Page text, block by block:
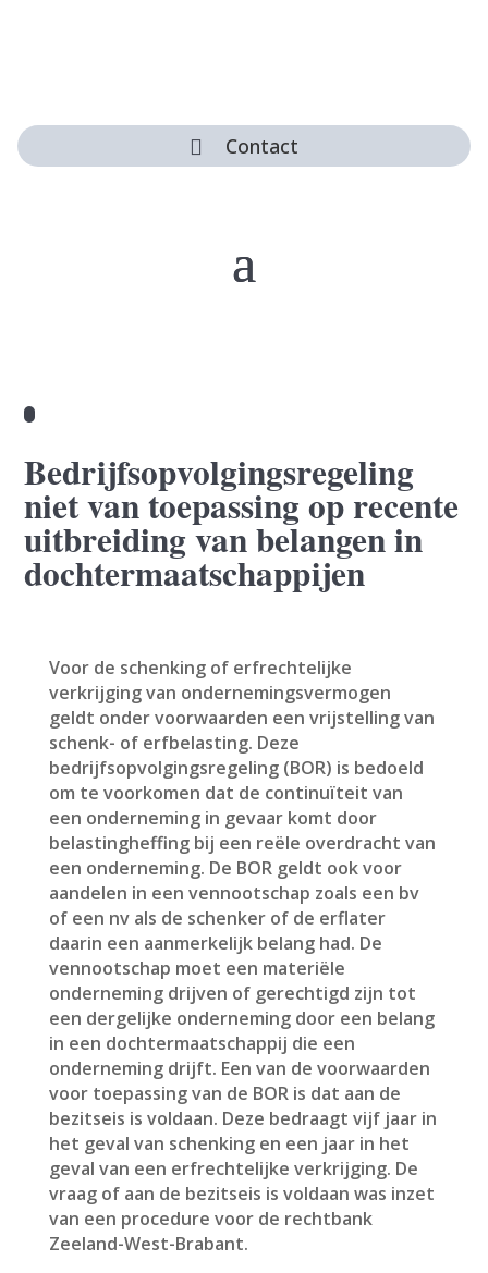
 Contact
Bedrijfsopvolgingsregeling
niet van toepassing op recente
uitbreiding van belangen in
dochtermaatschappijen
Voor de schenking of erfrechtelijke
verkrijging van ondernemingsvermogen
geldt onder voorwaarden een vrijstelling van
schenk- of erfbelasting. Deze
bedrijfsopvolgingsregeling (BOR) is bedoeld
om te voorkomen dat de continuïteit van
een onderneming in gevaar komt door
belastingheffing bij een reële overdracht van
een onderneming. De BOR geldt ook voor
aandelen in een vennootschap zoals een bv
of een nv als de schenker of de erflater
daarin een aanmerkelijk belang had. De
vennootschap moet een materiële
onderneming drijven of gerechtigd zijn tot
een dergelijke onderneming door een belang
in een dochtermaatschappij die een
onderneming drijft. Een van de voorwaarden
voor toepassing van de BOR is dat aan de
bezitseis is voldaan. Deze bedraagt vijf jaar in
het geval van schenking en een jaar in het
geval van een erfrechtelijke verkrijging. De
vraag of aan de bezitseis is voldaan was inzet
van een procedure voor de rechtbank
Zeeland-West-Brabant.